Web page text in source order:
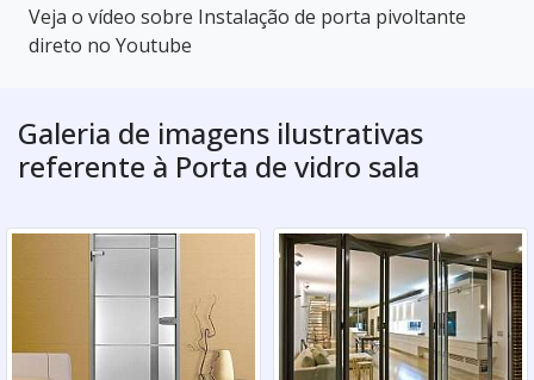
Veja o vídeo sobre Instalação de porta pivoltante
direto no Youtube
Galeria de imagens ilustrativas
referente à Porta de vidro sala